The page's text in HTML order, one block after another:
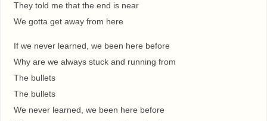
They told me that the end is near
We gotta get away from here
If we never learned, we been here before
Why are we always stuck and running from
The bullets
The bullets
We never learned, we been here before